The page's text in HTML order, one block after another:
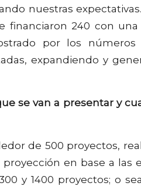
nuestras
financiaron 240 con
por los
expandiendo y
se van a presentar y
de 500 proyectos,
en base a las
y 1400 proyectos; o